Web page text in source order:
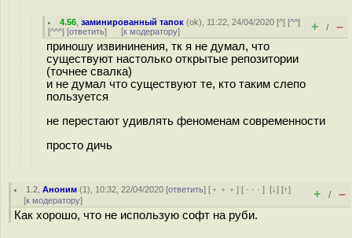
4.56 ,заминированный тапок (ok), 11:22, 24/04/2020 [^] [^^]
[^^^] [ответить] [к модератору] + / –
приношу извининения, тк я не думал, что
существуют настолько открытые репозитории
(точнее свалка)
и не думал что существуют те, кто таким слепо
пользуется
не перестают удивлять феноменам современности
просто дичь
1.2 ,Аноним (1), 10:32, 22/04/2020 [ответить] [ ﹢﹢﹢] [ · · ·][↓] [↑]
[к модератору] + / –
Как хорошо, что не использую софт на руби.